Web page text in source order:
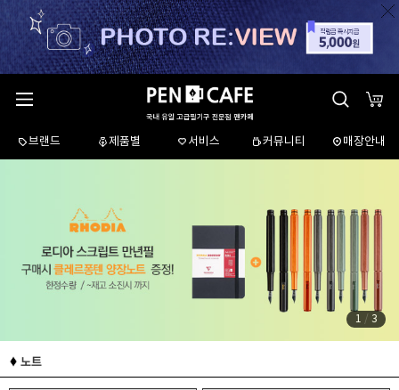
브랜드 제품별 서비스 커뮤니티 매장안내
1 / 3
노트